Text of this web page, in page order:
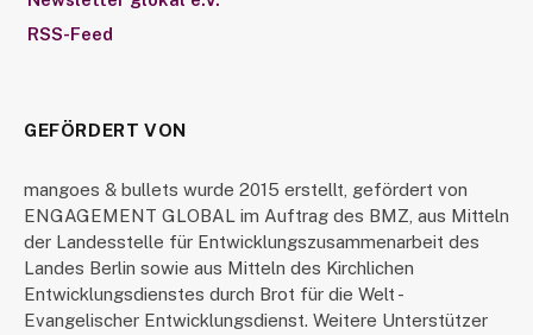
RSS-Feed
GEFÖRDERT VON
mangoes & bullets wurde 2015 erstellt, gefördert von
ENGAGEMENT GLOBAL im Auftrag des BMZ, aus Mitteln
der Landesstelle für Entwicklungszusammenarbeit des
Landes Berlin sowie aus Mitteln des Kirchlichen
Entwicklungsdienstes durch Brot für die Welt -
Evangelischer Entwicklungsdienst. Weitere Unterstützer